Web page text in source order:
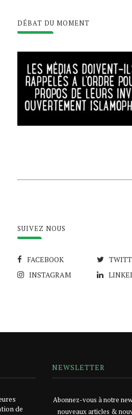
DÉBAT DU MOMENT
SUIVEZ NOUS
FACEBOOK
INSTAGRAM
de
NEWSLETTER
Abonnez-vous à notre
nouveaux articles &